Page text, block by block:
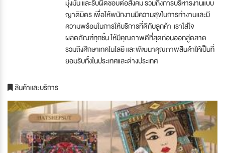
มุ่งมั่น และรับผิดชอบต่อสังคม รวมถึงการบริหารงานแบบ
ญาติมิตร เพื่อให้พนักงานมีความสุขในการทำงานและมี
ความพร้อมในการให้บริการที่ดีกับลูกค้า เราใส่ใจ
ผลิตภัณฑ์ทุกชิ้น ให้มีคุณภาพดีที่สุดก่อนออกสู่ตลาด
รวมถึงศึกษาเทคโนโลยี และพัฒนาคุณภาพสินค้าให้เป็นที่
ยอมรับทั้งในประเทศและต่างประเทศ
สินค้าและบริการ